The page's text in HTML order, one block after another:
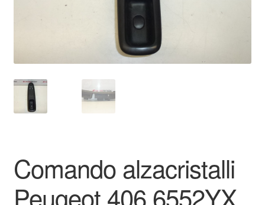
Procedura di Reclamo
Rimostranza
Spedizione in tutto il mondo
Comando alzacristalli
Peugeot 406 6552YX